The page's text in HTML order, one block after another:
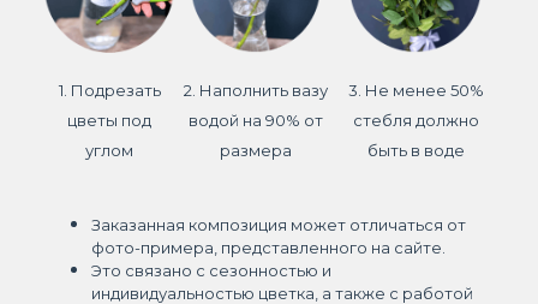
1. Подрезать
цветы под
углом
2. Наполнить вазу
водой на 90% от
размера
3. Не менее 50%
стебля должно
быть в воде
Заказанная композиция может отличаться от
фото-примера, представленного на сайте.
Это связано с сезонностью и
индивидуальностью цветка, а также с работой